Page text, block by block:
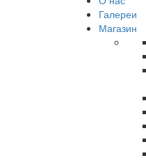
Галереи
Магазин